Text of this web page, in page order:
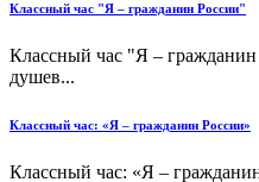
Классный час "Я – гражданин России"
Классный час "Я – гражданин
душев...
Классный час: «Я – гражданин России»
Классный час: «Я –